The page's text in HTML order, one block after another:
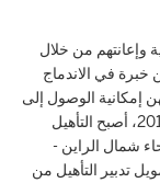
وإعانتهم من خلال
خبرة في الاندماج
إمكانية الوصول إلى
سوق العمل في حدود عتبة منخفضة.منذ 1 أكتوبر 2019، أصبح التأهيل
شمال الراين -
تدبير التأهيل من